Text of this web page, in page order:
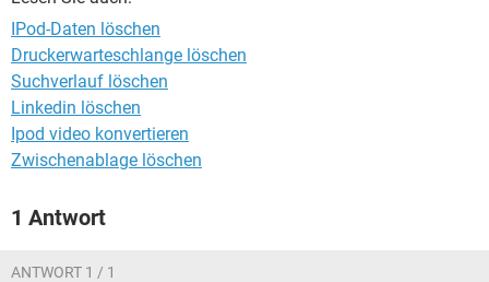
IPod-Daten löschen
Druckerwarteschlange löschen
Suchverlauf löschen
Linkedin löschen
Ipod video konvertieren
Zwischenablage löschen
1 Antwort
ANTWORT 1 / 1